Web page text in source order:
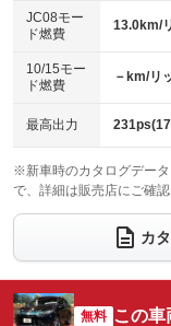
電動格納ミラー
：装備あり
：装備なし
パワーシート
ベンチシート
：装備なし
チップアップシート
：装備なし
：装備なし
ウォークスルー
：装備なし
電動リアゲート
：装備なし
サイドカメラ
：装備なし
JC08モー
ド燃費
13.0km/
10/15モー
ド燃費
－km/リ
最高出力
※新車時のカタログデー
で、詳細は販売店にご確認
カ
無料 この